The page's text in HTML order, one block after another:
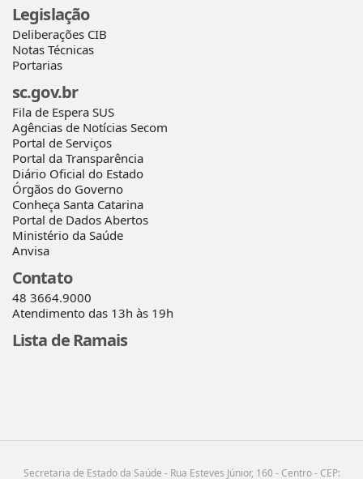
Legislação
Deliberações CIB
Notas Técnicas
Portarias
sc.gov.br
Fila de Espera SUS
Agências de Notícias Secom
Portal de Serviços
Portal da Transparência
Diário Oficial do Estado
Órgãos do Governo
Conheça Santa Catarina
Portal de Dados Abertos
Ministério da Saúde
Anvisa
Contato
48 3664.9000
Atendimento das 13h às 19h
Lista de Ramais
Secretaria de Estado da Saúde - Rua Esteves Júnior, 160 - Centro - CEP: